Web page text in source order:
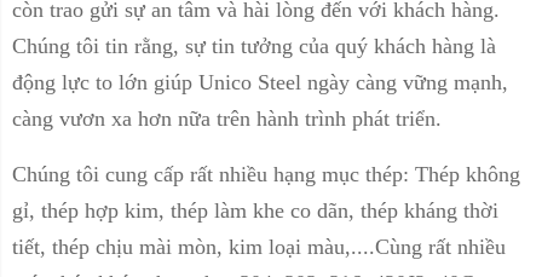
còn trao gửi sự an tâm và hài lòng đến với khách hàng.
Chúng tôi tin rằng, sự tin tưởng của quý khách hàng là
động lực to lớn giúp Unico Steel ngày càng vững mạnh,
càng vươn xa hơn nữa trên hành trình phát triển.
Chúng tôi cung cấp rất nhiều hạng mục thép: Thép không
gỉ, thép hợp kim, thép làm khe co dãn, thép kháng thời
tiết, thép chịu mài mòn, kim loại màu,....Cùng rất nhiều